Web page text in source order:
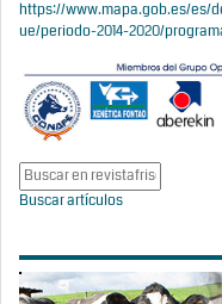
https://www.mapa.gob.es/es/
ue/periodo-2014-2020/
Buscar artículos